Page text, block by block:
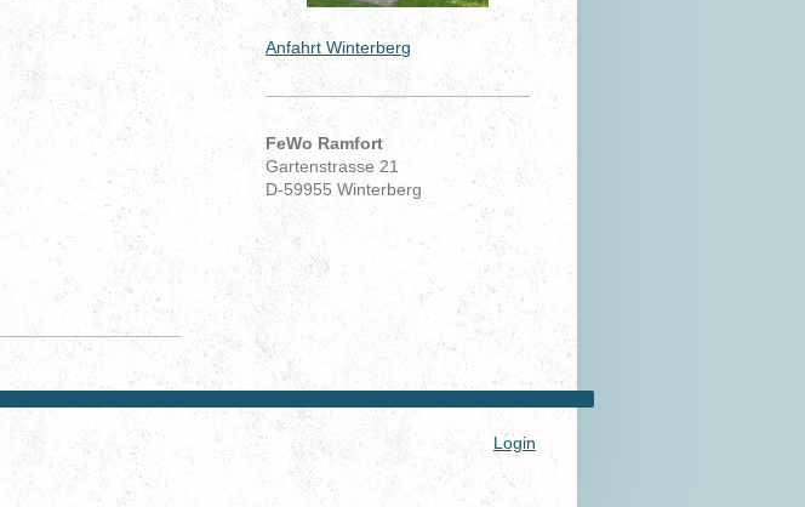
Anfahrt Winterberg
FeWo Ramfort
Gartenstrasse 21
D-59955 Winterberg
Login